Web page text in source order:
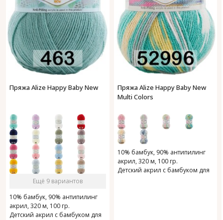
Пряжа Alize Happy Baby New
Ещё 9 вариантов
10% бамбук, 90% антипилинг
акрил, 320 м, 100 гр.
Детский акрил с бамбуком для
Пряжа Alize Happy Baby New
Multi Colors
10% бамбук, 90% антипилинг
акрил, 320 м, 100 гр.
Детский акрил с бамбуком для